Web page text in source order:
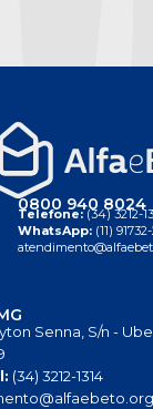
0800 940 8024
Telefone:(34) 3212-
WhatsApp: (11)
Senna, S/n -
(34) 3212-1314